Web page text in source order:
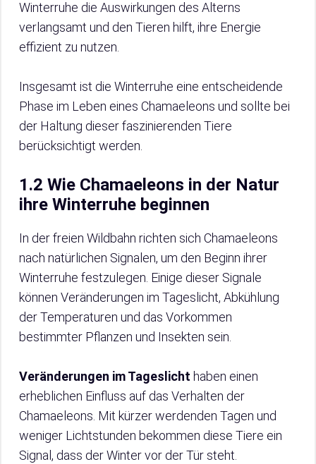
Winterruhe die Auswirkungen des Alterns
verlangsamt und den Tieren hilft, ihre Energie
effizient zu nutzen.
Insgesamt ist die Winterruhe eine entscheidende
Phase im Leben eines Chamaeleons und sollte bei
der Haltung dieser faszinierenden Tiere
berücksichtigt werden.
1.2 Wie Chamaeleons in der Natur
ihre Winterruhe beginnen
In der freien Wildbahn richten sich Chamaeleons
nach natürlichen Signalen, um den Beginn ihrer
Winterruhe festzulegen. Einige dieser Signale
können Veränderungen im Tageslicht, Abkühlung
der Temperaturen und das Vorkommen
bestimmter Pflanzen und Insekten sein.
Veränderungen im Tageslicht haben einen
erheblichen Einfluss auf das Verhalten der
Chamaeleons. Mit kürzer werdenden Tagen und
weniger Lichtstunden bekommen diese Tiere ein
Signal, dass der Winter vor der Tür steht.